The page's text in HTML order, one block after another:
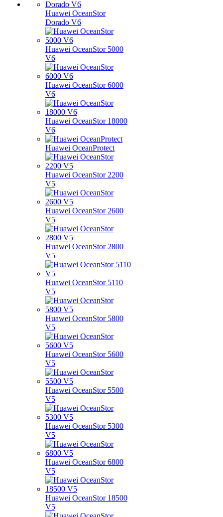
Huawei OceanStor
Dorado V6
Huawei OceanStor 5000
V6
Huawei OceanStor 6000
V6
Huawei OceanStor 18000
V6
Huawei OceanProtect
Huawei OceanStor 2200
V5
Huawei OceanStor 2600
V5
Huawei OceanStor 2800
V5
Huawei OceanStor 5110
V5
Huawei OceanStor 5800
V5
Huawei OceanStor 5600
V5
Huawei OceanStor 5500
V5
Huawei OceanStor 5300
V5
Huawei OceanStor 6800
V5
Huawei OceanStor 18500
V5